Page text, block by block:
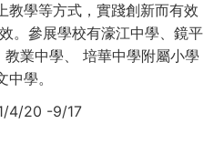
教學等方式，實踐創新而有效
。參展學校有濠江中學、鏡平
業中學、 培華中學附屬小學
學。
4/20 -9/17